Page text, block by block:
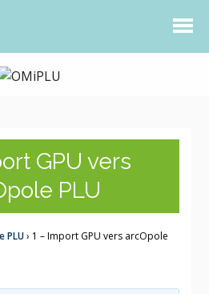
GPU vers
PLU
PLU › 1 – Import GPU vers arcOpole